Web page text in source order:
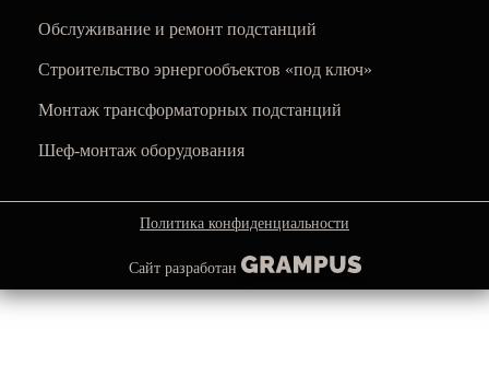
Обслуживание и ремонт подстанций
Строительство эрнергообъектов «под ключ»
Монтаж трансформаторных подстанций
Шеф-монтаж оборудования
Политика конфиденциальности
Сайт разработан